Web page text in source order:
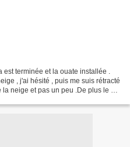
terminée et la ouate installée .
, j'ai hésité , puis me suis rétracté
neige et pas un peu .De plus le sol